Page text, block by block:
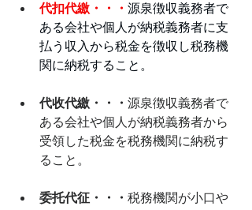
代扣代繳・・・ 源泉徴収義務者で
ある会社や個人が納税義務者に支
払う収入から税金を徴収し税務機
関に納税すること。
代收代繳・・・ 源泉徴収義務者で
ある会社や個人が納税義務者から
受領した税金を税務機関に納税す
ること。
委托代征・・・ 税務機関が小口や